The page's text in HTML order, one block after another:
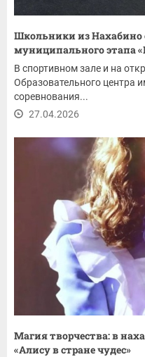
Школьники из Нахабино
муниципального этапа
В спортивном зале и на
Образовательного центра
соревнования...
27.04.2026
Магия творчества: в
«Алису в стране чудес»